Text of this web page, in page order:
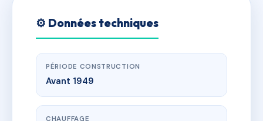
⚙️ Données techniques
PÉRIODE CONSTRUCTION
Avant 1949
CHAUFFAGE